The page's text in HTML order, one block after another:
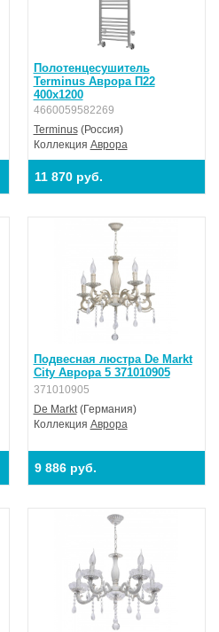
Полотенцесушитель
Terminus Аврора П22
400х1200
4660059582269
Terminus(Россия)
Коллекция Аврора
11 870 руб.
Подвесная люстра De Markt
City Аврора 5 371010905
371010905
De Markt(Германия)
Коллекция Аврора
9 886 руб.